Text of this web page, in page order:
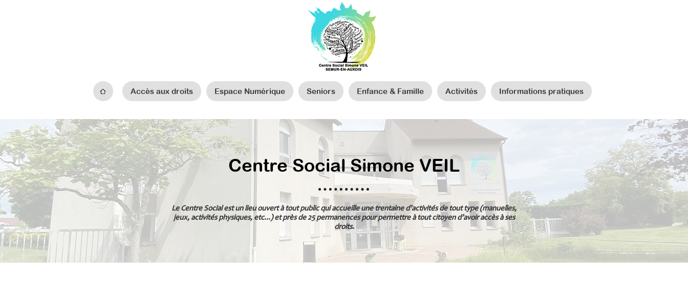
Accès aux droits Espace Numérique Seniors Enfance & Famille Activités Informations pratiques
Centre Social Simone VEIL
Le Centre Social est un lieu ouvert à tout public qui accueille une trentaine d’activités de tout type (manuelles,
jeux, activités physiques, etc...) et près de 25 permanences pour permettre à tout citoyen d’avoir accès à ses
droits.